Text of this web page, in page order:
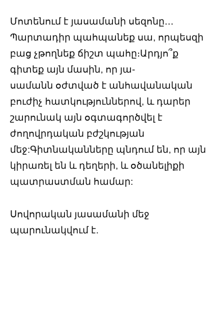
Մոտենում է յասամանի սեզոնը․․․
Պարտադիր պահպանեք սա, որպեսզի
բաց չթողնեք ճիշտ պահը։Արդյո՞ք
գիտեք այն մասին, որ յա-
սամանն օժտված է անհավանական
բուժիչ հատկություններով, և դարեր
շարունակ այն օգտագործվել է
ժողովրդական բժշկության
մեջ:Գիտնականները պնդում են, որ այն
կիրառել են և դեղերի, և օծանելիքի
պատրաստման համար:
Սովորական յասամանի մեջ
պարունակվում է.